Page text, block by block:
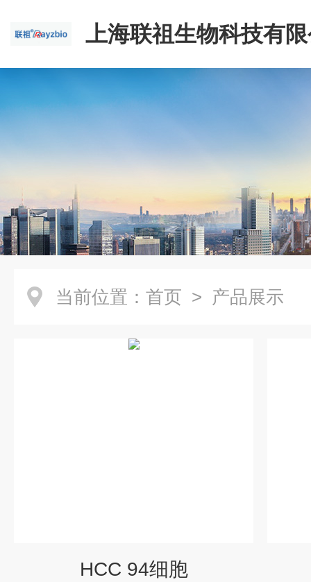
上海联祖生物科技有
当前位置： 首页 > 产品展示
HCC 94细胞